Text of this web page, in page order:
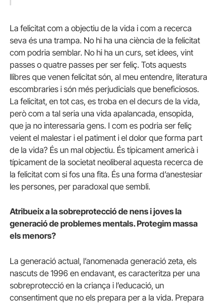
La felicitat com a objectiu de la vida i com a recerca
seva és una trampa. No hi ha una ciència de la felicitat
com podria semblar. No hi ha un curs, set idees, vint
passes o quatre passes per ser feliç. Tots aquests
llibres que venen felicitat són, al meu entendre, literatura
escombraries i són més perjudicials que beneficiosos.
La felicitat, en tot cas, es troba en el decurs de la vida,
però com a tal seria una vida apalancada, ensopida,
que ja no interessaria gens. I com es podria ser feliç
veient el malestar i el patiment i el dolor que forma part
de la vida? És un mal objectiu. És típicament americà i
típicament de la societat neoliberal aquesta recerca de
la felicitat com si fos una fita. És una forma d’anestesiar
les persones, per paradoxal que sembli.
Atribueix a la sobreprotecció de nens i joves la
generació de problemes mentals. Protegim massa
els menors?
La generació actual, l’anomenada generació zeta, els
nascuts de 1996 en endavant, es caracteritza per una
sobreprotecció en la criança i l’educació, un
consentiment que no els prepara per a la vida. Prepara